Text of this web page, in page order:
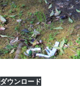
ダウンロード